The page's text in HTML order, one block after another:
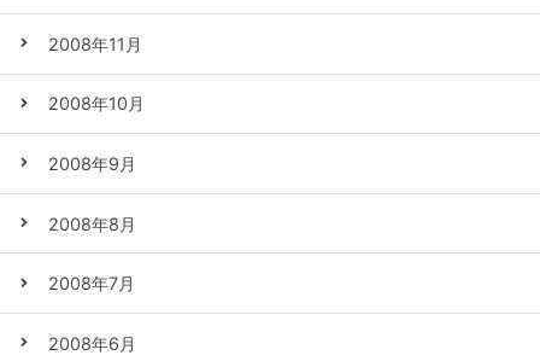
2008年11月
2008年10月
2008年9月
2008年8月
2008年7月
2008年6月